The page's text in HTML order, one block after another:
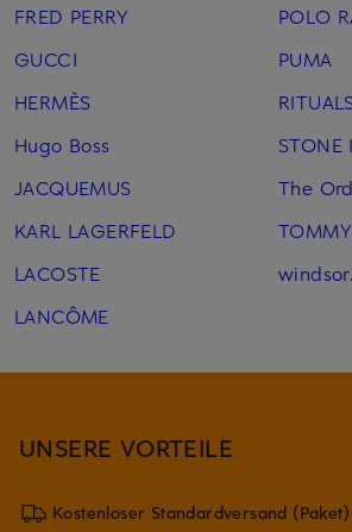
FRED PERRY
GUCCI
HERMÈS
Hugo Boss
JACQUEMUS
KARL LAGERFELD
LACOSTE
LANCÔME
POLO
PUMA
RITUALS
STONE
The
windsor.
UNSERE VORTEILE
Kostenloser Standardversand